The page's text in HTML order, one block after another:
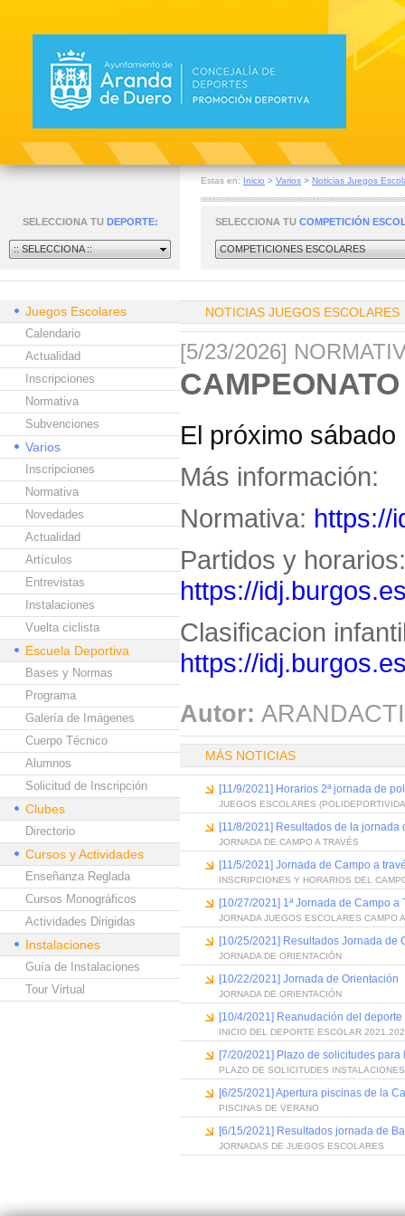
Estas en: Inicio > Varios > Noticias Juegos
SELECCIONA TU DEPORTE:
:: SELECCIONA ::
SELECCIONA TU COMPETICIÓN
COMPETICIONES ESCOLARES
Juegos Escolares
Calendario
Actualidad
Inscripciones
Normativa
Subvenciones
Varios
Inscripciones
Normativa
Novedades
Actualidad
Artículos
Entrevistas
Instalaciones
Vuelta ciclista
Escuela Deportiva
Bases y Normas
Programa
Galería de Imágenes
Cuerpo Técnico
Alumnos
Solicitud de Inscripción
Clubes
Directorio
Cursos y Actividades
Enseñanza Reglada
Cursos Monográficos
Actividades Dirigidas
Instalaciones
Guía de Instalaciones
Tour Virtual
NOTICIAS JUEGOS ESCOLARES
[5/23/2026]
El próximo
Más información:
Normativa: https://
Partidos y horarios:
https://
Clasificacion
https://
Autor:
MÁS NOTICIAS
[11/9/2021] Horarios 2ª jornada de
JUEGOS ESCOLARES
[11/8/2021] Resultados de la
JORNADA DE CAMPO A TRAVÉS
[11/5/2021] Jornada de Campo a
INSCRIPCIONES Y HORARIOS DEL
[10/27/2021] 1ª Jornada de Campo
JORNADA JUEGOS ESCOLARES CAMPO
[10/25/2021] Resultados Jornada de
JORNADA DE ORIENTACIÓN
[10/22/2021] Jornada de Orientación
JORNADA DE ORIENTACIÓN
[10/4/2021] Reanudación del
INICIO DEL DEPORTE ESCOLAR
[7/20/2021] Plazo de solicitudes
PLAZO DE SOLICITUDES
[6/25/2021] Apertura piscinas de la
PISCINAS DE VERANO
[6/15/2021] Resultados jornada de
JORNADAS DE JUEGOS ESCOLARES